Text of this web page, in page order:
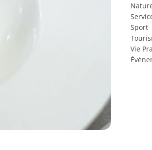
Sport
Vie